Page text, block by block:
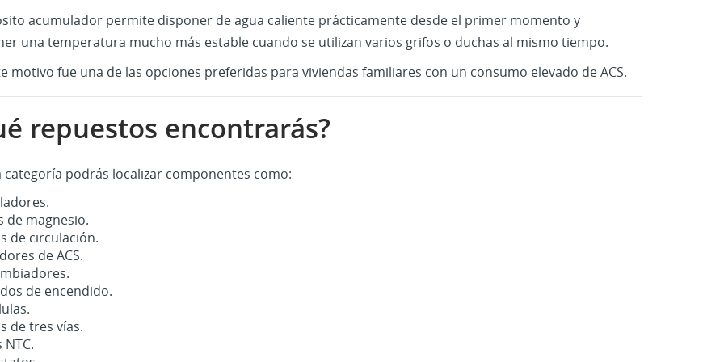
acumulador permite disponer de agua caliente prácticamente desde el primer momento y
una temperatura mucho más estable cuando se utilizan varios grifos o duchas al mismo tiempo.
motivo fue una de las opciones preferidas para viviendas familiares con un consumo elevado de ACS.
repuestos encontrarás?
categoría podrás localizar componentes como:
de magnesio.
de circulación.
de ACS.
de encendido.
de tres vías.
NTC.